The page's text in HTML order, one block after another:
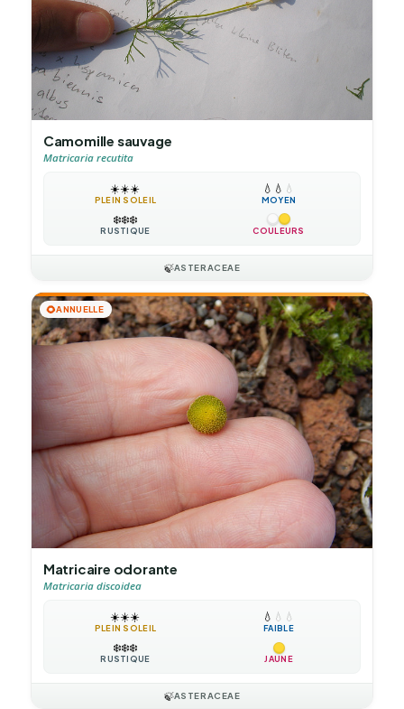
Camomille sauvage
Matricaria recutita
☀️☀️☀️
PLEIN SOLEIL
💧 💧 💧
MOYEN
❄️❄️❄️
RUSTIQUE COULEURS
🍃ASTERACEAE
🌻ANNUELLE
Matricaire odorante
Matricaria discoidea
☀️☀️☀️
PLEIN SOLEIL
💧 💧 💧
FAIBLE
❄️❄️❄️
RUSTIQUE JAUNE
🍃ASTERACEAE